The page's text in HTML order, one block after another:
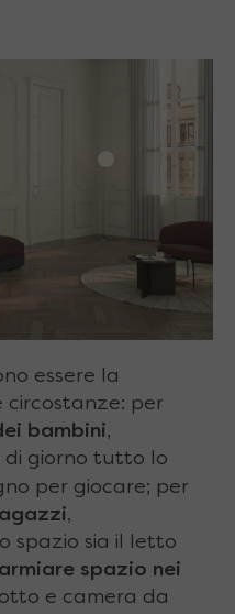
essere la
circostanze: per
bambini,
di giorno tutto lo
per giocare; per
,
spazio sia il letto
spazio nei
e camera da